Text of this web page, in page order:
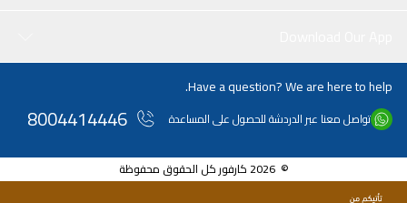
Have a question? We are here to help.
تواصل معنا عبر الدردشة للحصول على المساعدة 8004414446
© 2026 كارفور كل الحقوق محفوظة